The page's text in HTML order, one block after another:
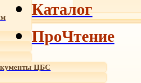
ЦБС
Каталог
ПроЧтение